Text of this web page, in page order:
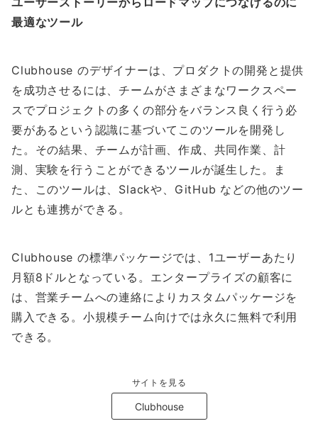
最適なツール
Clubhouse のデザイナーは、プロダクトの開発と提供
を成功させるには、チームがさまざまなワークスペー
スでプロジェクトの多くの部分をバランス良く行う必
要があるという認識に基づいてこのツールを開発し
た。その結果、チームが計画、作成、共同作業、計
測、実験を行うことができるツールが誕生した。ま
た、このツールは、Slackや、GitHub などの他のツー
ルとも連携ができる。
Clubhouse の標準パッケージでは、1ユーザーあたり
月額8ドルとなっている。エンタープライズの顧客に
は、営業チームへの連絡によりカスタムパッケージを
購入できる。小規模チーム向けでは永久に無料で利用
できる。
サイトを見る
Clubhouse